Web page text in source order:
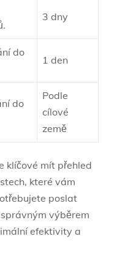
3 dny
do
1 den
do
Podle
cílové
země
klíčové mít přehled
které vám
poslat
výběrem
efektivity a